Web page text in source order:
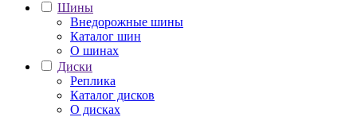
Шины
Внедорожные шины
Каталог шин
О шинах
Диски
Реплика
Каталог дисков
О дисках